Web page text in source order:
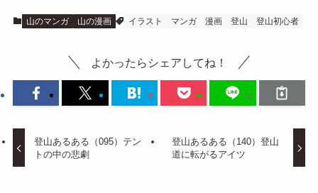
山のマンガ 山の漫画 イラスト マンガ 漫画 登山 登山初心者
よかったらシェアしてね！
登山あるある（095）テン
トの中の悲劇
登山あるある（140）登山
道に転がるアイツ